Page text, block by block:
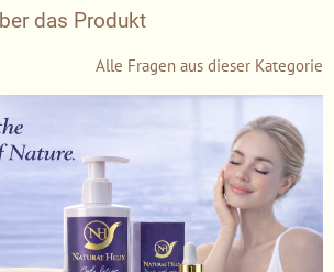
das Produkt
Alle Fragen aus dieser Kategorie